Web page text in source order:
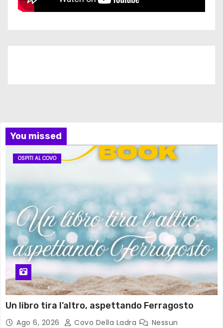
You missed
OSPITI AL COVO
Un libro tira l’altro, aspettando Ferragosto
Ago 6, 2026 Covo Della Ladra
Nessun